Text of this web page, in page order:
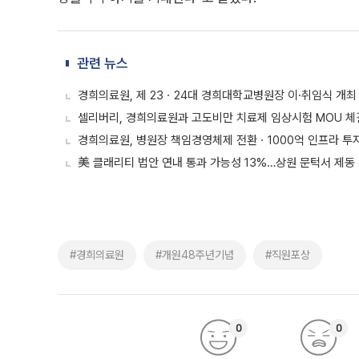
관련 뉴스
경희의료원, 제 23ㆍ24대 경희대학교병원장 이·취임식 개최
셀리버리, 경희의료원과 고도비만 치료제 임상시험 MOU 체
경희의료원, 병원장 책임경영체제 전환ㆍ1000억 인프라 투
美 클래리티 법안 연내 통과 가능성 13%…상원 문턱서 제동
#경희의료원 #개원48주년기념 #직원포상
0 0